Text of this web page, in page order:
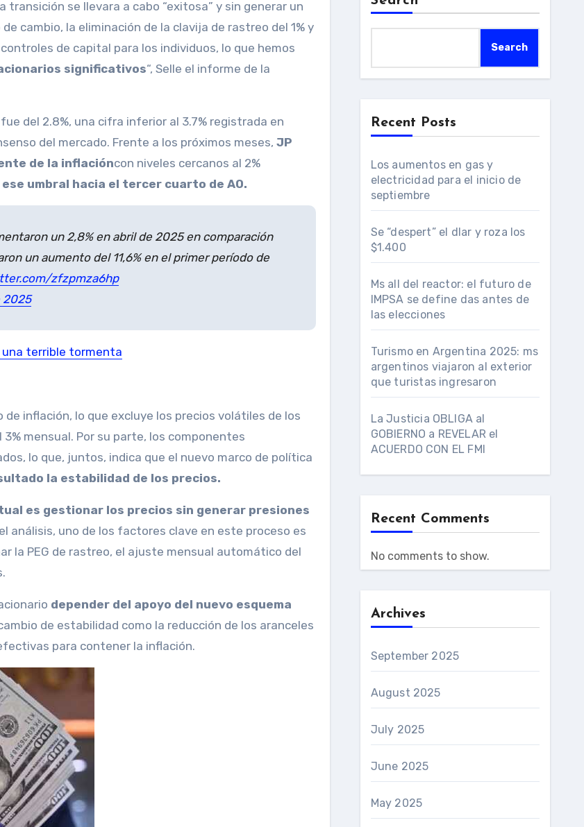
se llevara a cabo “exitosa” y sin generar un
cambio, la eliminación de la clavija de rastreo del 1% y
de capital para los individuos, lo que hemos
significativos“, Selle el informe de la
del 2.8%, una cifra inferior al 3.7% registrada en
del mercado. Frente a los próximos meses, JP
de la inflacióncon niveles cercanos al 2%
umbral hacia el tercer cuarto de AO.
un 2,8% en abril de 2025 en comparación
un aumento del 11,6% en el primer período de
zfzpmza6hp
2025
una terrible tormenta
inflación, lo que excluye los precios volátiles de los
mensual. Por su parte, los componentes
lo que, juntos, indica que el nuevo marco de política
la estabilidad de los precios.
es gestionar los precios sin generar presiones
análisis, uno de los factores clave en este proceso es
la PEG de rastreo, el ajuste mensual automático del
depender del apoyo del nuevo esquema
de estabilidad como la reducción de los aranceles
para contener la inflación.
Search
Recent Posts
Los aumentos en gas y
electricidad para el inicio de
septiembre
Se “despert” el dlar y roza los
$1.400
Ms all del reactor: el futuro de
IMPSA se define das antes de
las elecciones
Turismo en Argentina 2025: ms
argentinos viajaron al exterior
que turistas ingresaron
La Justicia OBLIGA al
GOBIERNO a REVELAR el
ACUERDO CON EL FMI
Recent Comments
No comments to show.
Archives
September 2025
August 2025
July 2025
June 2025
May 2025